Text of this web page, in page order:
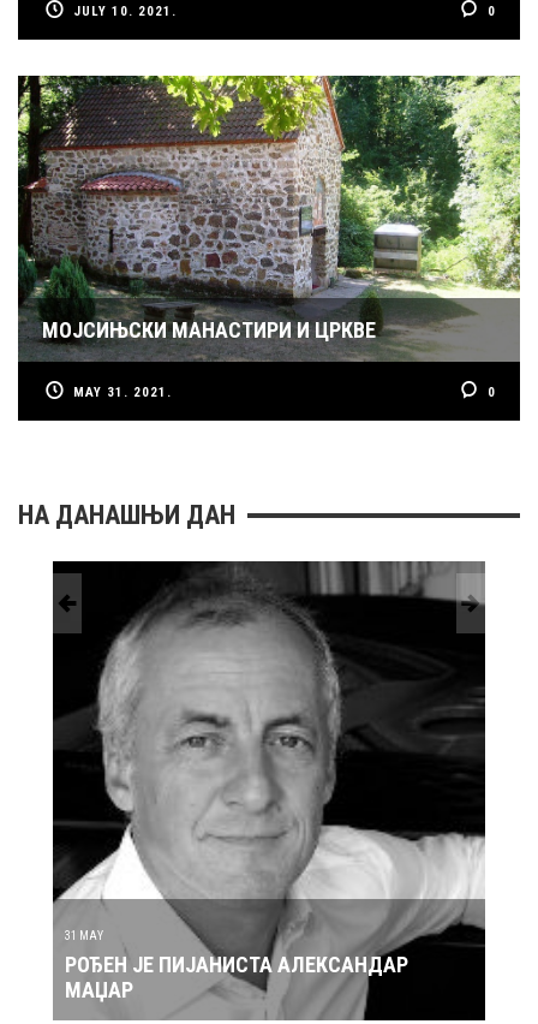
JULY 10. 2021. 0
МОЈСИЊСКИ МАНАСТИРИ И ЦРКВЕ
MAY 31. 2021. 0
НА ДАНАШЊИ ДАН
30 MAY
РОЂЕН ЈЕ ПЕВАЧ ЗДРАВКО ЧОЛИЋ